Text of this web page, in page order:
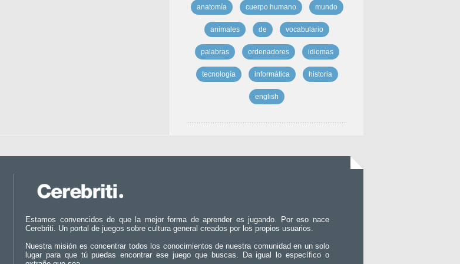
anatomía cuerpo humano mundo
animales de vocabulario
palabras ordenadores idiomas
tecnología informática historia
english
Estamos convencidos de que la mejor forma de aprender es jugando. Por eso nace
Cerebriti. Un portal de juegos sobre cultura general creados por los propios usuarios.
Nuestra misión es concentrar todos los conocimientos de nuestra comunidad en un solo
lugar para que tú puedas encontrar ese juego que buscas. Da igual lo específico o